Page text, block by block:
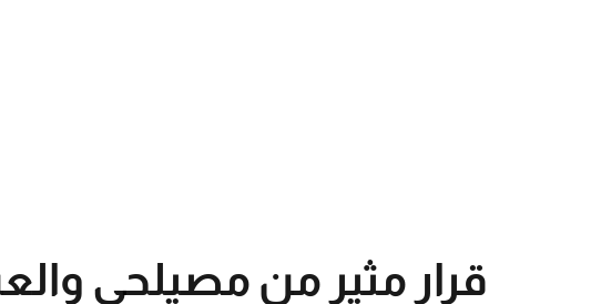
قرار مثير من مصيلحي